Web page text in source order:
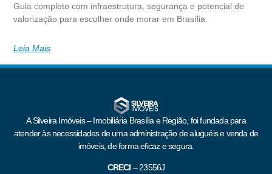
Guia completo com infraestrutura, segurança e potencial de
valorização para escolher onde morar em Brasília.
Leia Mais
A Silveira Imóveis – Imobiliária Brasília e Região, foi fundada para
atender às necessidades de uma administração de aluguéis e venda de
imóveis, de forma eficaz e segura.
CRECI –23556J